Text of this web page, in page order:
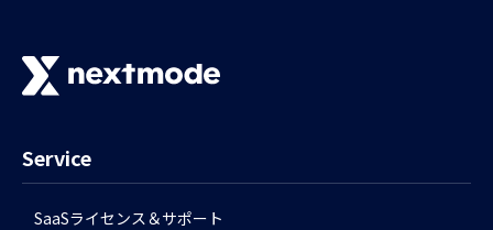
Service
SaaSライセンス＆サポート